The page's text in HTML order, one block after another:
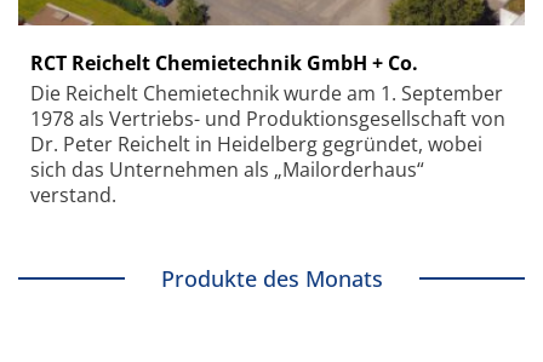
RCT Reichelt Chemietechnik GmbH + Co.
Die Reichelt Chemietechnik wurde am 1. September
1978 als Vertriebs- und Produktionsgesellschaft von
Dr. Peter Reichelt in Heidelberg gegründet, wobei
sich das Unternehmen als „Mailorderhaus“
verstand.
Produkte des Monats